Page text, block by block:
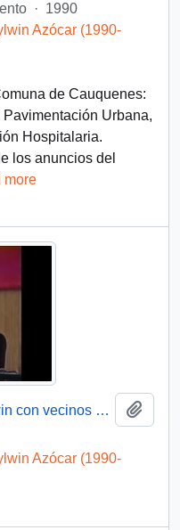
· 1990
Azócar (1990-
de Cauquenes:
Urbana,
Hospitalaria.
los anuncios del
more
Encuentro del Presidente Aylwin con vecinos de Conchalí, en el contexto del programa "El gobierno responde": Video
Azócar (1990-